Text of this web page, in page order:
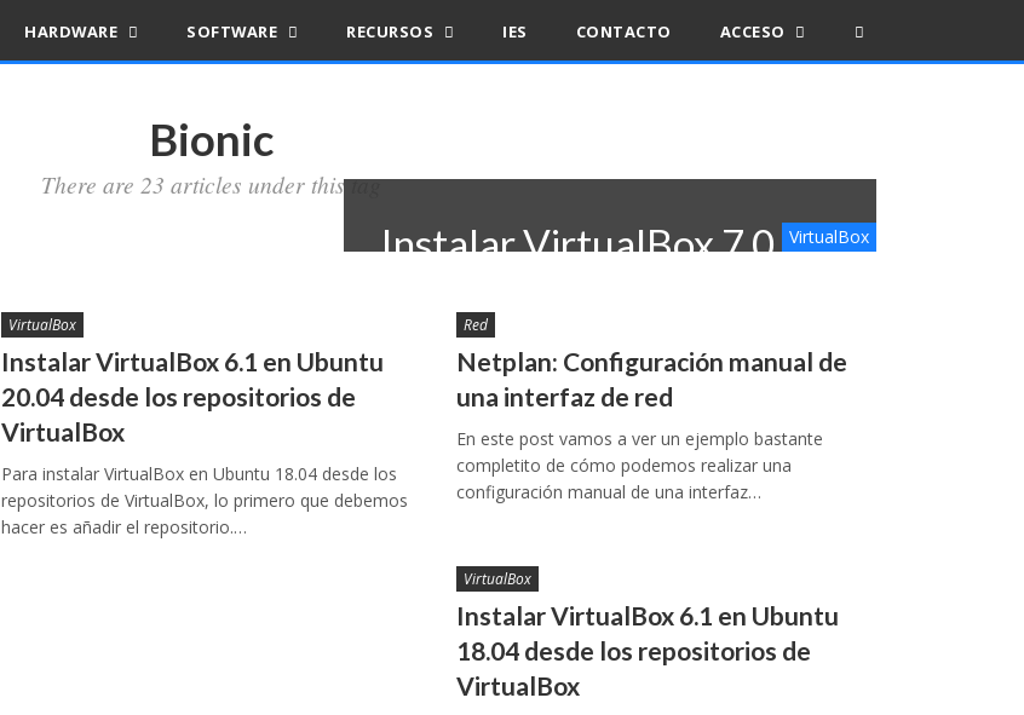
HARDWARE SOFTWARE RECURSOS IES CONTACTO ACCESO
Bionic
There are 23 articles under this tag
Instalar VirtualBox 7.0 en
Ubuntu 22.04 desde los
repositorios de VirtualBox
24 julio, 2023
VirtualBox
VirtualBox
Instalar VirtualBox 6.1 en Ubuntu
20.04 desde los repositorios de
VirtualBox
Para instalar VirtualBox en Ubuntu 18.04 desde los
repositorios de VirtualBox, lo primero que debemos
hacer es añadir el repositorio.…
Red
Netplan: Configuración manual de
una interfaz de red
En este post vamos a ver un ejemplo bastante
completito de cómo podemos realizar una
configuración manual de una interfaz…
VirtualBox
Instalar VirtualBox 6.1 en Ubuntu
18.04 desde los repositorios de
VirtualBox